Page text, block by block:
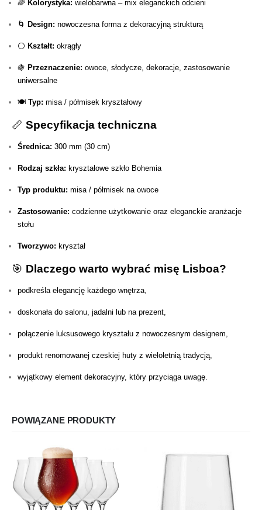
🌈 Kolorystyka: wielobarwna – mix eleganckich odcieni
🌀 Design: nowoczesna forma z dekoracyjną strukturą
⚪ Kształt: okrągły
🍇 Przeznaczenie: owoce, słodycze, dekoracje, zastosowanie
uniwersalne
🍽️ Typ: misa / półmisek kryształowy
📏 Specyfikacja techniczna
Średnica: 300 mm (30 cm)
Rodzaj szkła: kryształowe szkło Bohemia
Typ produktu: misa / półmisek na owoce
Zastosowanie: codzienne użytkowanie oraz eleganckie aranżacje
stołu
Tworzywo: kryształ
🎯 Dlaczego warto wybrać misę Lisboa?
podkreśla elegancję każdego wnętrza,
doskonała do salonu, jadalni lub na prezent,
połączenie luksusowego kryształu z nowoczesnym designem,
produkt renomowanej czeskiej huty z wieloletnią tradycją,
wyjątkowy element dekoracyjny, który przyciąga uwagę.
POWIĄZANE PRODUKTY